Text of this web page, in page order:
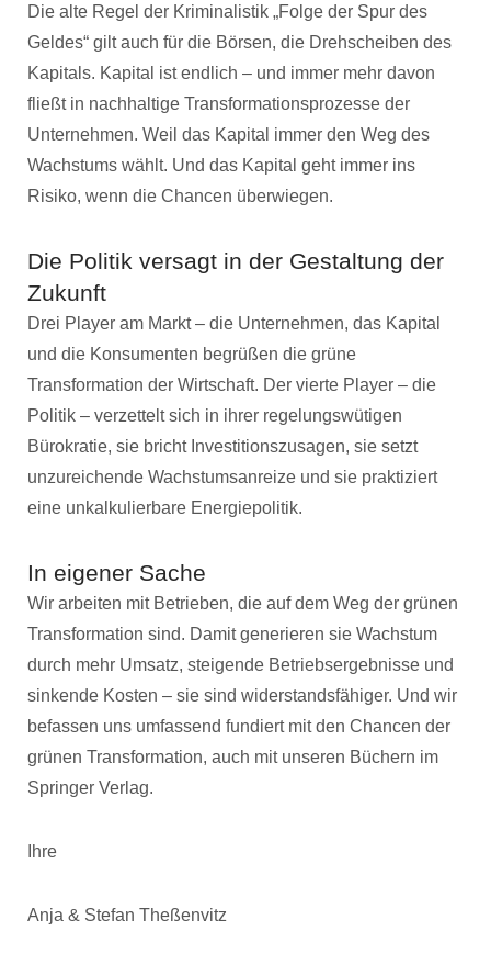
Die alte Regel der Kriminalistik „Folge der Spur des
Geldes“ gilt auch für die Börsen, die Drehscheiben des
Kapitals. Kapital ist endlich – und immer mehr davon
fließt in nachhaltige Transformationsprozesse der
Unternehmen. Weil das Kapital immer den Weg des
Wachstums wählt. Und das Kapital geht immer ins
Risiko, wenn die Chancen überwiegen.
Die Politik versagt in der Gestaltung der
Zukunft
Drei Player am Markt – die Unternehmen, das Kapital
und die Konsumenten begrüßen die grüne
Transformation der Wirtschaft. Der vierte Player – die
Politik – verzettelt sich in ihrer regelungswütigen
Bürokratie, sie bricht Investitionszusagen, sie setzt
unzureichende Wachstumsanreize und sie praktiziert
eine unkalkulierbare Energiepolitik.
In eigener Sache
Wir arbeiten mit Betrieben, die auf dem Weg der grünen
Transformation sind. Damit generieren sie Wachstum
durch mehr Umsatz, steigende Betriebsergebnisse und
sinkende Kosten – sie sind widerstandsfähiger. Und wir
befassen uns umfassend fundiert mit den Chancen der
grünen Transformation, auch mit unseren Büchern im
Springer Verlag.
Ihre
Anja & Stefan Theßenvitz